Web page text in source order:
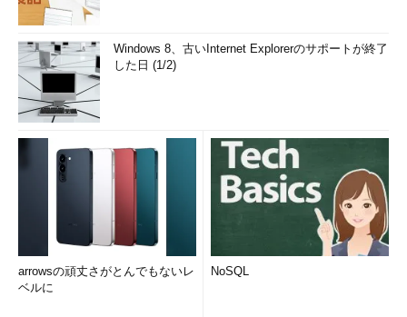
Windows 8、古いInternet Explorerのサポートが終了
した日 (1/2)
arrowsの頑丈さがとんでもないレ
ベルに
NoSQL